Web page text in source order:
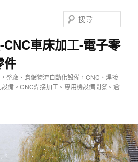
車床加工-電子零
件
整廠、倉儲物流自動化設備，CNC、焊接
備。CNC焊接加工。專用機設備開發。倉
尋